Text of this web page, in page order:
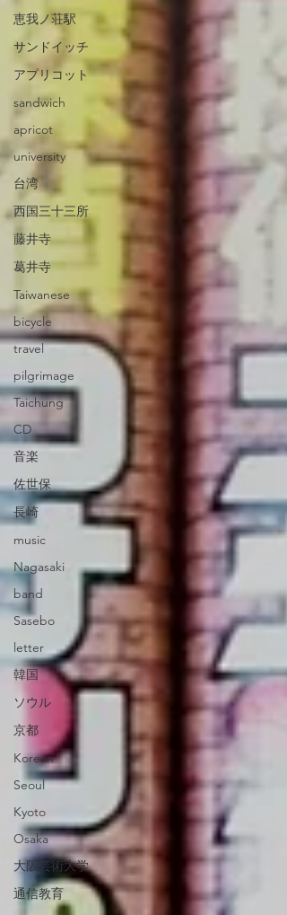
恵我ノ荘駅
サンドイッチ
アプリコット
sandwich
apricot
university
台湾
西国三十三所
藤井寺
葛井寺
Taiwanese
bicycle
travel
pilgrimage
Taichung
CD
音楽
佐世保
長崎
music
Nagasaki
band
Sasebo
letter
韓国
ソウル
京都
Korean
Seoul
Kyoto
Osaka
大阪芸術大学
通信教育